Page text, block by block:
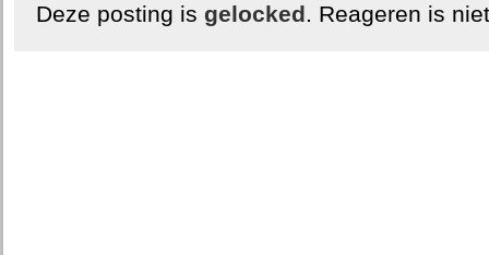
Deze posting is gelocked. Reageren is